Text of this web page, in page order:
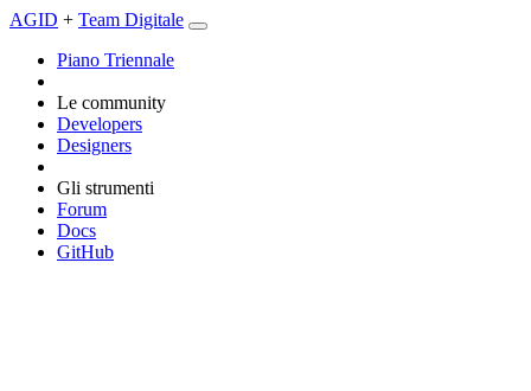
AGID + Team Digitale
Piano Triennale
Le community
Developers
Designers
Gli strumenti
Forum
Docs
GitHub